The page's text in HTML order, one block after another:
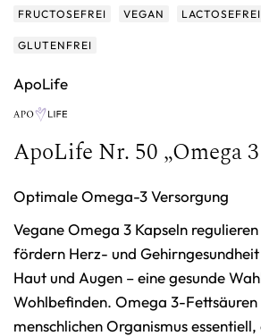
FRUCTOSEFREI VEGAN LACTOSEFREI
GLUTENFREI
ApoLife
ApoLife Nr. 50 „Omega
Optimale Omega-3 Versorgung
Vegane Omega 3 Kapseln
fördern Herz- und
Haut und Augen – eine gesunde
Wohlbefinden. Omega 3-
menschlichen Organismus